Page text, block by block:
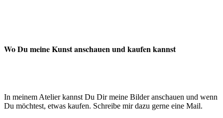
Wo Du meine Kunst anschauen und kaufen kannst
In meinem Atelier kannst Du Dir meine Bilder anschauen und wenn
Du möchtest, etwas kaufen. Schreibe mir dazu gerne eine Mail.